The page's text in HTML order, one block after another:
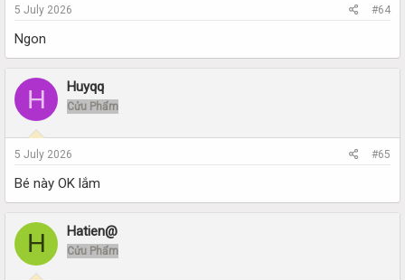
5 July 2026 #64
Ngon
H Huyqq
Cửu Phẩm
5 July 2026 #65
Bé này OK lắm
H Hatien@
Cửu Phẩm